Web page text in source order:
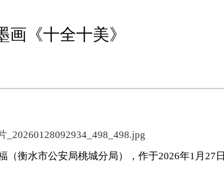
画《十全十美》
（衡水市公安局桃城分局），作于2026年1月27日